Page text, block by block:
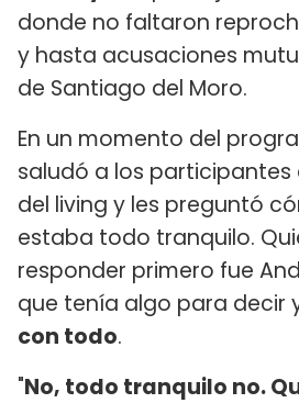
donde no faltaron
y hasta acusaciones
de Santiago del Moro.
En un momento del
saludó a los
del living y les preguntó
estaba todo tranquilo.
responder primero fue
que tenía algo para decir
con todo.
"No, todo tranquilo no.